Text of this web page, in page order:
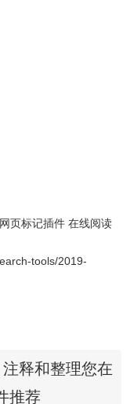
时会出现“程序包无
参照：
解决方法，安装好
网页标记插件 在线阅读
tools/2019-
释和整理您在
推荐